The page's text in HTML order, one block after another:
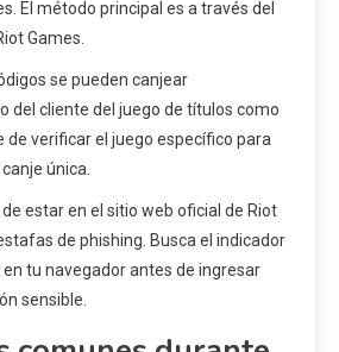
El método principal es a través del
Games.
se pueden canjear
del cliente del juego de títulos como
de verificar el juego específico para
única.
estar en el sitio web oficial de Riot
de phishing. Busca el indicador
tu navegador antes de ingresar
sensible.